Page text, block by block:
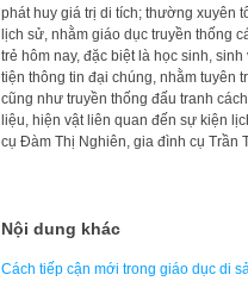
phát huy giá trị di tích; thường xuyên
lịch sử, nhằm giáo dục truyền thống
trẻ hôm nay, đặc biệt là học sinh,
tiện thông tin đại chúng, nhằm tuyên
cũng như truyền thống đấu tranh
liệu, hiện vật liên quan đến sự kiện
cụ Đàm Thị Nghiên, gia đình cụ Trần
Nội dung khác
Cách tiếp cận mới trong giáo dục di